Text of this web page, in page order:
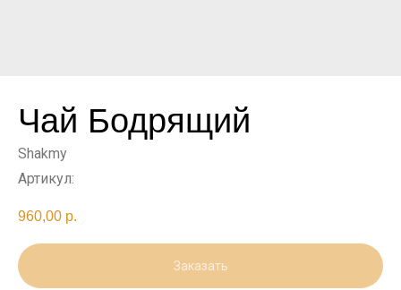
Чай Бодрящий
Shakmy
Артикул:
960,00 р.
Заказать